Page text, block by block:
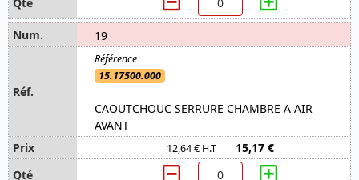
19
15.17500.000
CAOUTCHOUC SERRURE CHAMBRE A AIR
AVANT
12,64 € H.T 15,17 €